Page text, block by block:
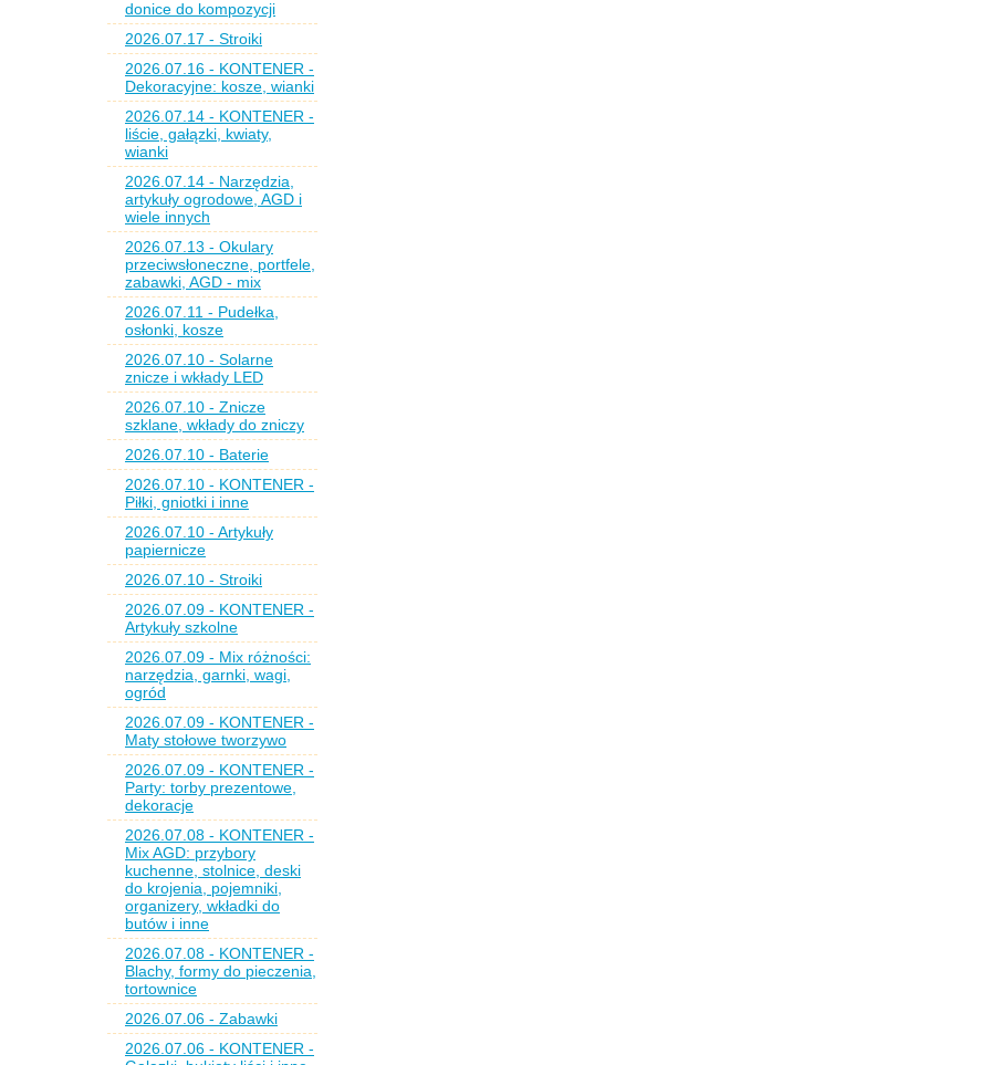
donice do kompozycji
2026.07.17 - Stroiki
2026.07.16 - KONTENER -
Dekoracyjne: kosze, wianki
2026.07.14 - KONTENER -
liście, gałązki, kwiaty,
wianki
2026.07.14 - Narzędzia,
artykuły ogrodowe, AGD i
wiele innych
2026.07.13 - Okulary
przeciwsłoneczne, portfele,
zabawki, AGD - mix
2026.07.11 - Pudełka,
osłonki, kosze
2026.07.10 - Solarne
znicze i wkłady LED
2026.07.10 - Znicze
szklane, wkłady do zniczy
2026.07.10 - Baterie
2026.07.10 - KONTENER -
Piłki, gniotki i inne
2026.07.10 - Artykuły
papiernicze
2026.07.10 - Stroiki
2026.07.09 - KONTENER -
Artykuły szkolne
2026.07.09 - Mix różności:
narzędzia, garnki, wagi,
ogród
2026.07.09 - KONTENER -
Maty stołowe tworzywo
2026.07.09 - KONTENER -
Party: torby prezentowe,
dekoracje
2026.07.08 - KONTENER -
Mix AGD: przybory
kuchenne, stolnice, deski
do krojenia, pojemniki,
organizery, wkładki do
butów i inne
2026.07.08 - KONTENER -
Blachy, formy do pieczenia,
tortownice
2026.07.06 - Zabawki
2026.07.06 - KONTENER -